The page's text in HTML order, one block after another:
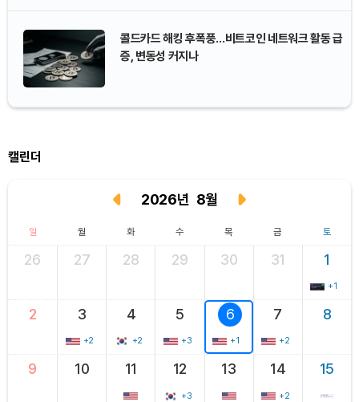
콜드카드 해킹 후폭풍…비트코인 네트워크 활동 급
증, 변동성 커지나
캘린더
2026년 8월
일 월 화 수 목 금 토
26 27 28 29 30 31 1
+1
2 3
+2
4
+2
5
+3
6
+1
7
+2
8
9 10 11 12
+3
13 14
+2
15